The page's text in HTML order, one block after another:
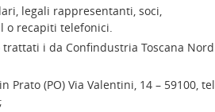
legali rappresentanti, soci,
o recapiti telefonici.
i da Confindustria Toscana Nord
Prato (PO) Via Valentini, 14 – 59100, tel.
;